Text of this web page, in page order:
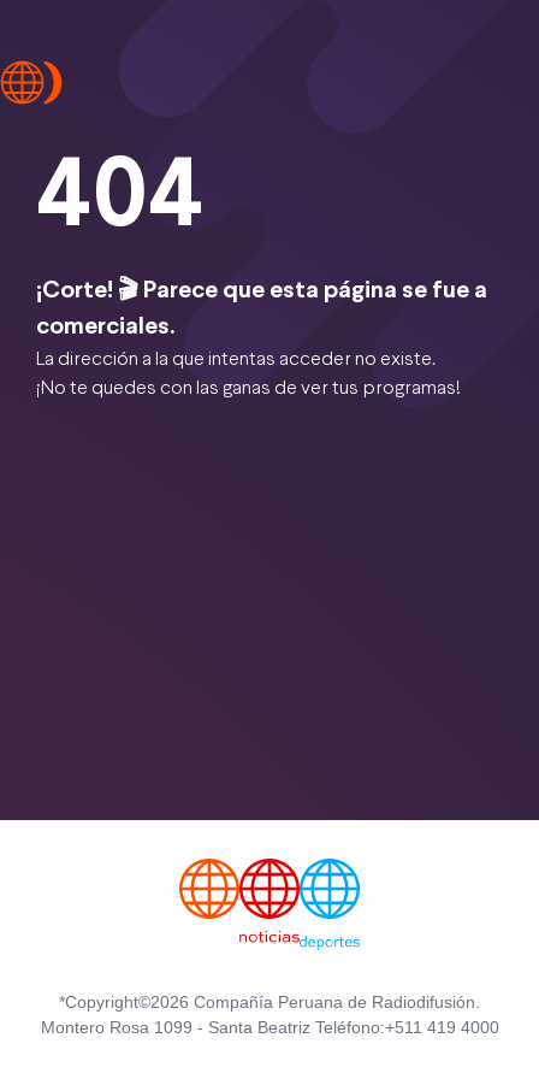
404
¡Corte! 🎬 Parece que esta página se fue a
comerciales.
La dirección a la que intentas acceder no existe.
¡No te quedes con las ganas de ver tus programas!
*Copyright©2026 Compañía Peruana de Radiodifusión.
Montero Rosa 1099 - Santa Beatriz Teléfono:+511 419 4000